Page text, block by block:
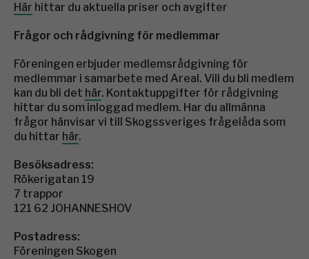
Här hittar du aktuella priser och avgifter
Frågor och rådgivning för medlemmar
Föreningen erbjuder medlemsrådgivning för
medlemmar i samarbete med Areal. Vill du bli medlem
kan du bli det här. Kontaktuppgifter för rådgivning
hittar du som inloggad medlem. Har du allmänna
frågor hänvisar vi till Skogssveriges frågelåda som
du hittar här.
Besöksadress:
Rökerigatan 19
7 trappor
121 62 JOHANNESHOV
Postadress:
Föreningen Skogen